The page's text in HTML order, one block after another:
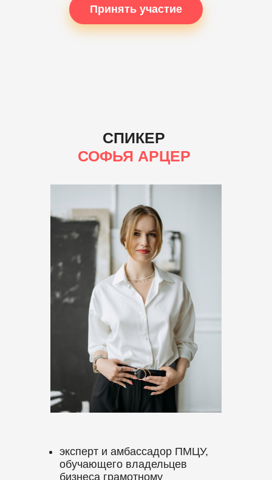
Принять участие
СПИКЕР
СОФЬЯ АРЦЕР
эксперт и амбассадор ПМЦУ,
обучающего владельцев
бизнеса грамотному